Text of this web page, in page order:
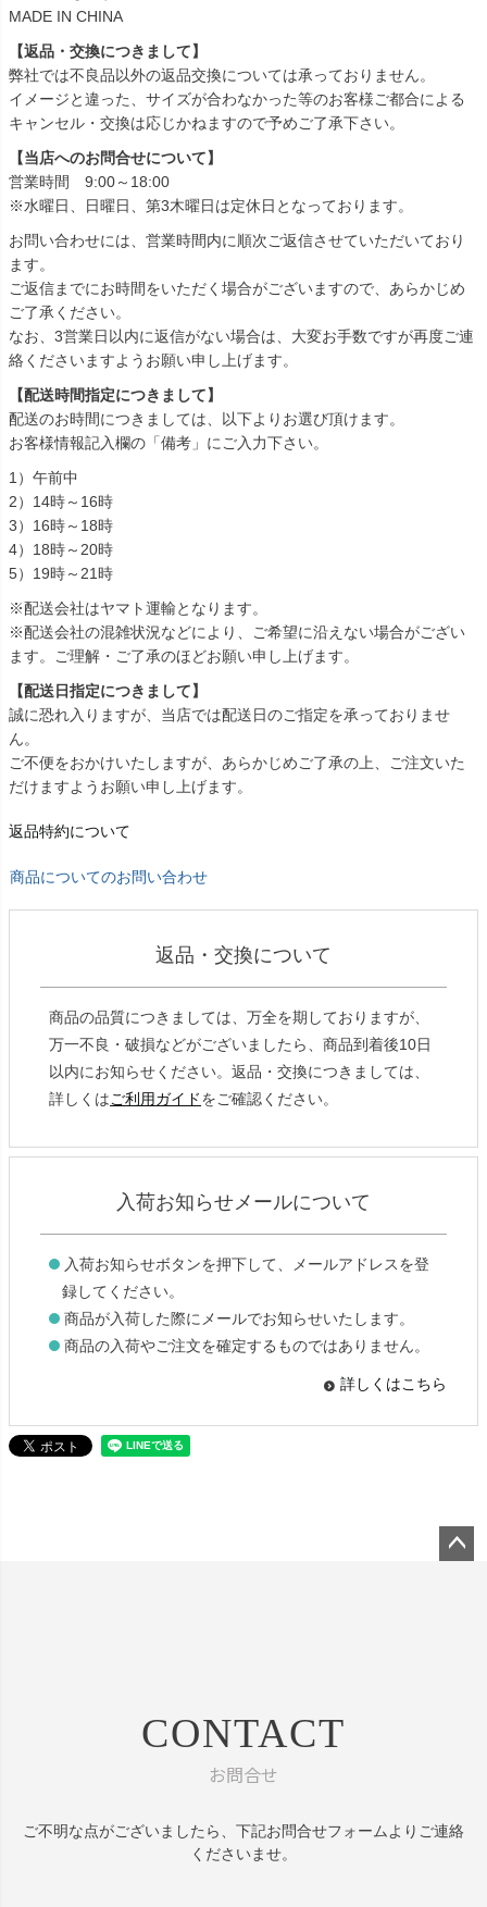
MADE IN CHINA
【返品・交換につきまして】
弊社では不良品以外の返品交換については承っておりません。
イメージと違った、サイズが合わなかった等のお客様ご都合による
キャンセル・交換は応じかねますので予めご了承下さい。
【当店へのお問合せについて】
営業時間 9:00～18:00
※水曜日、日曜日、第3木曜日は定休日となっております。
お問い合わせには、営業時間内に順次ご返信させていただいており
ます。
ご返信までにお時間をいただく場合がございますので、あらかじめ
ご了承ください。
なお、3営業日以内に返信がない場合は、大変お手数ですが再度ご連
絡くださいますようお願い申し上げます。
【配送時間指定につきまして】
配送のお時間につきましては、以下よりお選び頂けます。
お客様情報記入欄の「備考」にご入力下さい。
1）午前中
2）14時～16時
3）16時～18時
4）18時～20時
5）19時～21時
※配送会社はヤマト運輸となります。
※配送会社の混雑状況などにより、ご希望に沿えない場合がござい
ます。ご理解・ご了承のほどお願い申し上げます。
【配送日指定につきまして】
誠に恐れ入りますが、当店では配送日のご指定を承っておりませ
ん。
ご不便をおかけいたしますが、あらかじめご了承の上、ご注文いた
だけますようお願い申し上げます。
返品特約について
商品についてのお問い合わせ
返品・交換について
商品の品質につきましては、万全を期しておりますが、
万一不良・破損などがございましたら、商品到着後10日
以内にお知らせください。返品・交換につきましては、
詳しくはご利用ガイドをご確認ください。
入荷お知らせメールについて
入荷お知らせボタンを押下して、メールアドレスを登
録してください。
商品が入荷した際にメールでお知らせいたします。
商品の入荷やご注文を確定するものではありません。
詳しくはこちら
CONTACT
お問合せ
ご不明な点がございましたら、 下記お問合せフォームよりご連絡
くださいませ。